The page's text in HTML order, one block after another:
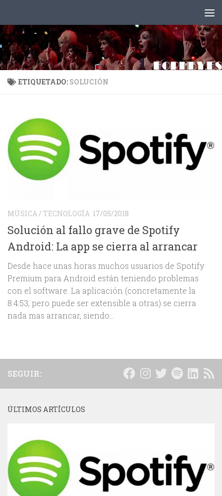
ETIQUETADO: SOLUCIÓN
MÚSICA/ TECNOLOGÍA 17/05/2018
Solución al fallo grave de Spotify
Android: La app se cierra al arrancar
Desde hace unas horas muchos usuarios de Spotify
Premium para Android están teniendo problemas
con el software. La aplicación (concretamente la
8.4.53, pero puede ser extensible a otras) se cierra
nada mas arrancar, siendo...
SEGUIR:
ÚLTIMOS ARTÍCULOS